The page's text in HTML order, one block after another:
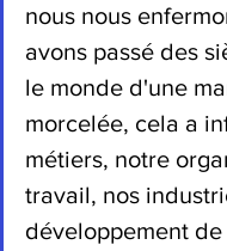
nous nous
avons passé des
le monde d'une
morcelée, cela a
métiers, notre
travail, nos
développement de